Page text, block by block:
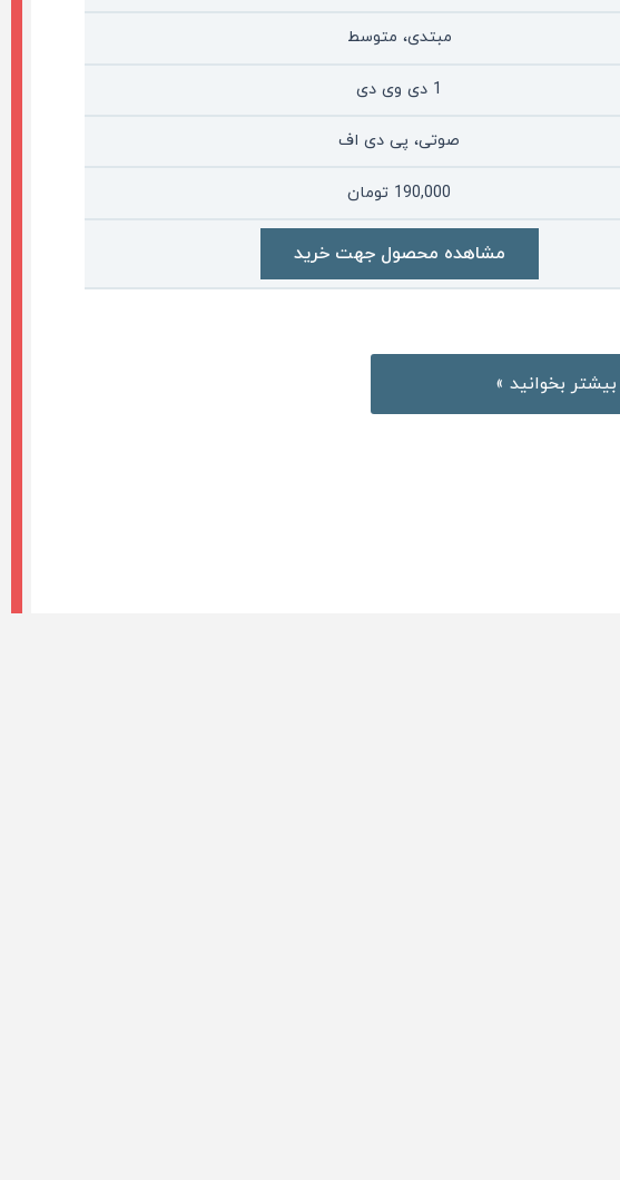
مبتدی، متوسط
1 دی وی دی
صوتی، پی دی اف
190,000 تومان
مشاهده محصول جهت خرید
دانلود
متد
بیشتر بخوانید »